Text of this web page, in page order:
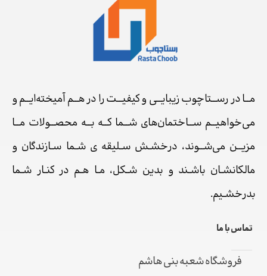
مــا در رســتاچوب زیبایــی و کیفیــت را در هــم آمیخته‌ایــم و
می‌خواهیــم ســاختمان‌های شــما کــه بــه محصــولات مــا
مزیــن می‌شــوند، درخشـش سـلیقه ی شـما سـازندگان و
مالکانشـان باشـند و بدین شـکل، مـا هـم در کنـار شـما
بدرخشـیم.
تماس با ما
فروشگاه شعبه بنی هاشم